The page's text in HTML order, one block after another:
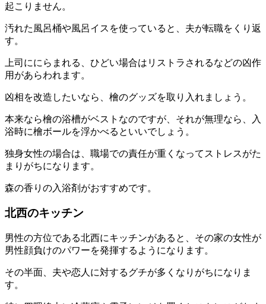
起こりません。
汚れた風呂桶や風呂イスを使っていると、夫が転職をくり返
す。
上司ににらまれる、ひどい場合はリストラされるなどの凶作
用があらわれます。
凶相を改造したいなら、檜のグッズを取り入れましょう。
本来なら檜の浴槽がベストなのですが、それが無理なら、入
浴時に檜ボールを浮かべるといいでしょう。
独身女性の場合は、職場での責任が重くなってストレスがた
まりがちになります。
森の香りの入浴剤がおすすめです。
北西のキッチン
男性の方位である北西にキッチンがあると、その家の女性が
男性顔負けのパワーを発揮するようになります。
その半面、夫や恋人に対するグチが多くなりがちになりま
す。